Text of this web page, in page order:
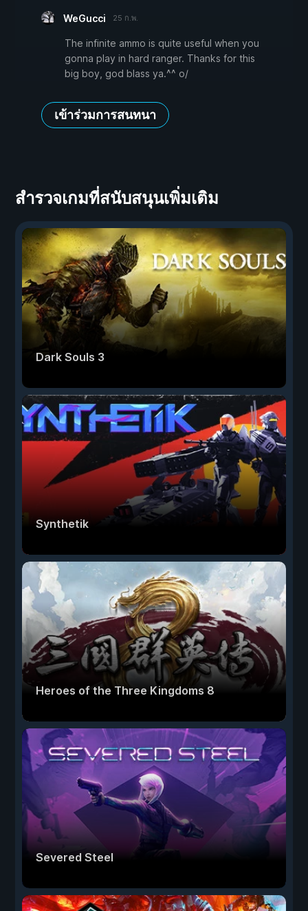
WeGucci 25 ก.พ.
The infinite ammo is quite useful when you
gonna play in hard ranger. Thanks for this
big boy, god blass ya.^^ o/
เข้าร่วมการสนทนา
สำรวจเกมที่สนับสนุนเพิ่มเติม
Dark Souls 3
Synthetik
Heroes of the Three Kingdoms 8
Severed Steel